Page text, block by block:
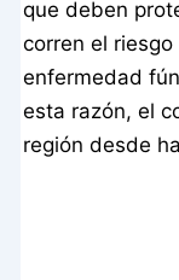
que deben
corren el
enfermedad
esta razón, el
región desde